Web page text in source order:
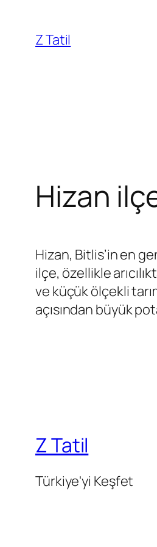
Z Tatil
Hizan
Hizan, Bitlis’in en
ilçe, özellikle
ve küçük ölçekli
açısından büyük
Z Tatil
Türkiye'yi Keşfet